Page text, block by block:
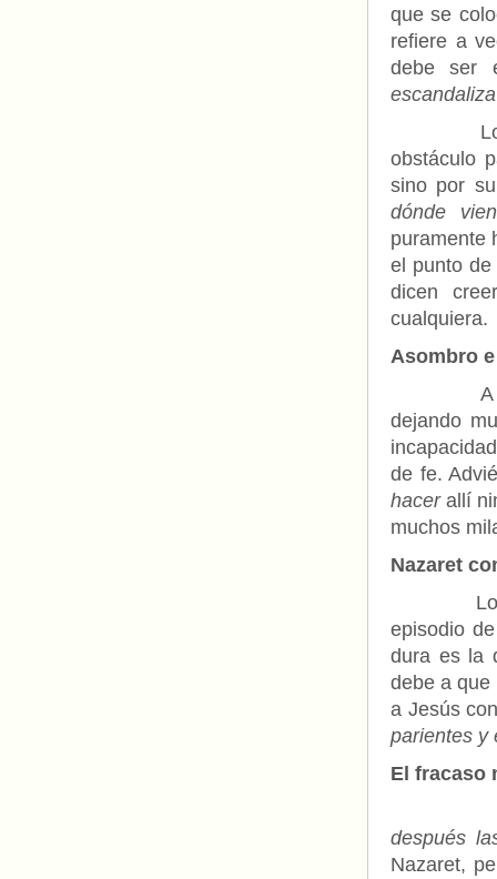
que se
refiere a
debe ser
Lo
obstáculo
sino por
dónde
puramente
el punto de
dicen
cualquiera.
Asombro
A
dejando
de fe.
hacerallí
muchos
Nazaret
Los tres
episodio
dura es la
debe a
a Jesús
parientes y
El fracaso
después
Nazaret,